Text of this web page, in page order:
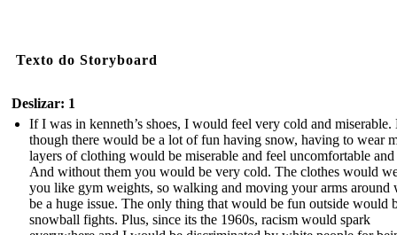
Texto do Storyboard
Deslizar: 1
If I was in kenneth’s shoes, I would feel very cold and miserable.
though there would be a lot of fun having snow, having to wear
layers of clothing would be miserable and feel uncomfortable
And without them you would be very cold. The clothes would
you like gym weights, so walking and moving your arms around
be a huge issue. The only thing that would be fun outside would
snowball fights. Plus, since its the 1960s, racism would spark